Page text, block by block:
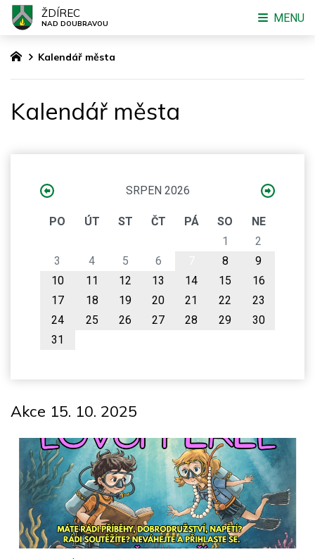
Kalendář města
Kalendář města
SRPEN 2026
PO ÚT ST ČT PÁ SO
NE
1
2
3
4 5 6 8
9
10
11 12 13 14 15
16
17
18 19 20 21 22
23
24
25 26 27 28 29
30
31
Akce 15. 10. 2025
ŽDÍREC
NAD DOUBRAVOU MENU